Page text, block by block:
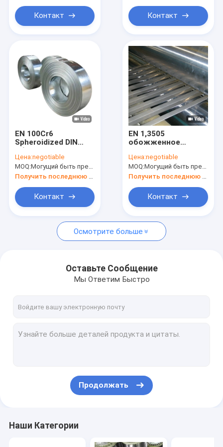
Контакт Контакт
EN 100Cr6
Spheroidized DIN
стальную
прокладку на весна
Цена:negotiable
MOQ:Могущий быть предметом переговоров
Контакт
EN 1,3505
обожженное
носящ стальную
прокладку на весна
Цена:negotiable
MOQ:Могущий быть предметом переговоров
Контакт
Осмотрите больше
Оставьте Сообщение
Мы Ответим Быстро
Продолжать
Наши Категории